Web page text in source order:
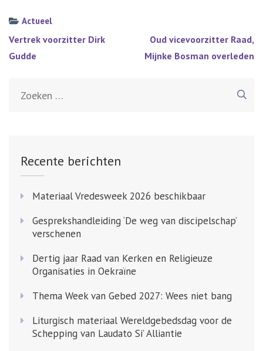
Actueel
Bericht
navigatie
Vertrek voorzitter Dirk
Gudde
Oud vicevoorzitter Raad,
Mijnke Bosman overleden
Recente berichten
Materiaal Vredesweek 2026 beschikbaar
Gesprekshandleiding ‘De weg van discipelschap’
verschenen
Dertig jaar Raad van Kerken en Religieuze
Organisaties in Oekraïne
Thema Week van Gebed 2027: Wees niet bang
Liturgisch materiaal Wereldgebedsdag voor de
Schepping van Laudato Si’ Alliantie